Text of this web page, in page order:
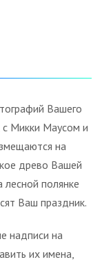
Вашего
Микки Маусом и
на
древо Вашей
полянке
Ваш праздник.
надписи на
их имена,